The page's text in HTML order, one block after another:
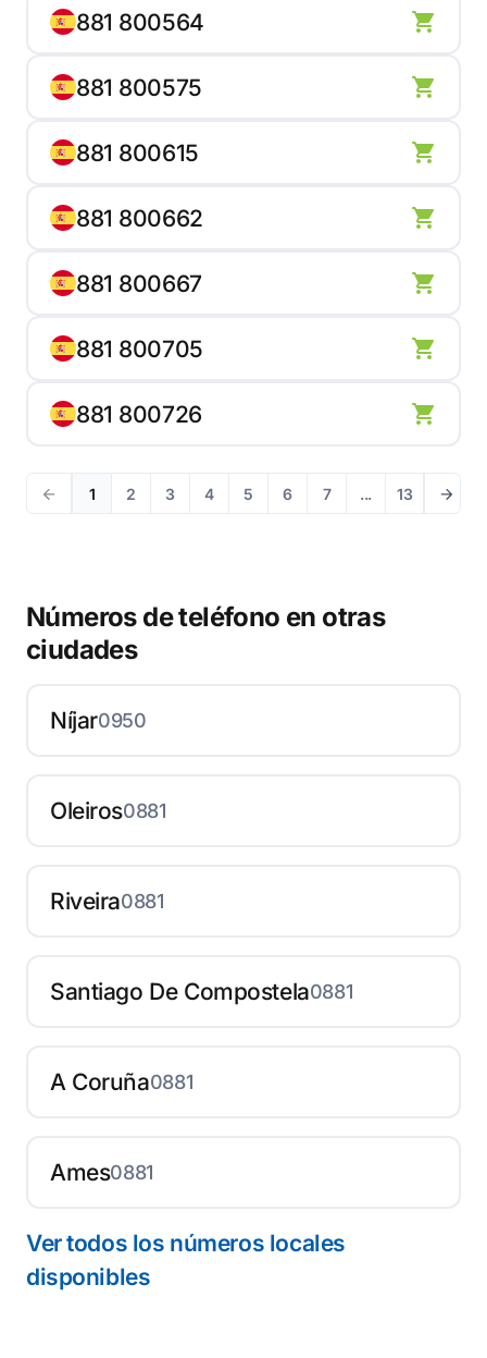
881 800564
881 800575
881 800615
881 800662
881 800667
881 800705
881 800726
1 2 3 4 5 6 7 ... 13
Números de teléfono en otras
ciudades
Níjar0950
Oleiros0881
Riveira0881
Santiago De Compostela0881
A Coruña0881
Ames0881
Ver todos los números locales
disponibles